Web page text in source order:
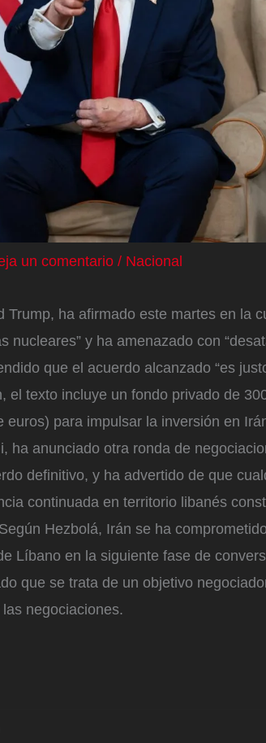
un comentario / Nacional
Trump, ha afirmado este martes en la
nucleares” y ha amenazado con
que el acuerdo alcanzado “es
el texto incluye un fondo privado de
euros) para impulsar la inversión en
ha anunciado otra ronda de
definitivo, y ha advertido de que
continuada en territorio libanés
Hezbolá, Irán se ha
Líbano en la siguiente fase de
que se trata de un objetivo
negociaciones.